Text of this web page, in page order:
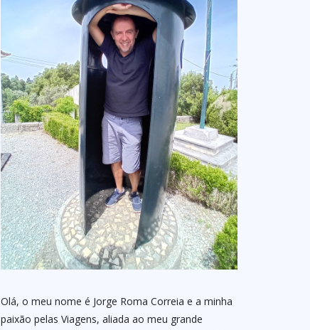
Olá, o meu nome é Jorge Roma Correia e a minha
paixão pelas Viagens, aliada ao meu grande